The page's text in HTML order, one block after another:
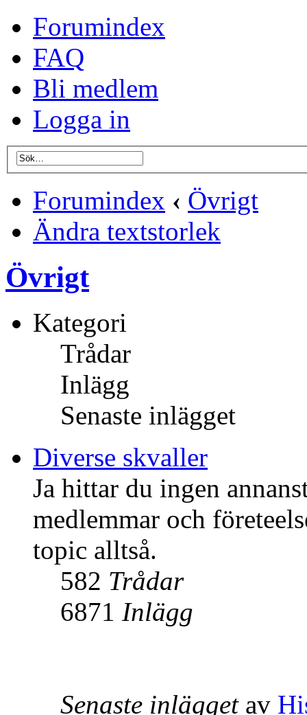
Forumindex
FAQ
Bli medlem
Logga in
Forumindex ‹ Övrigt
Ändra textstorlek
Övrigt
Kategori
Trådar
Inlägg
Senaste inlägget
Diverse skvaller
Ja hittar du ingen
medlemmar och
topic alltså.
582 Trådar
6871 Inlägg
Senaste inläggetav